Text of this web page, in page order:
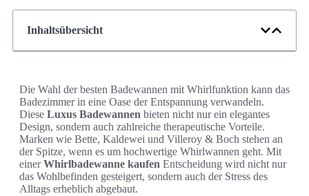
Inhaltsübersicht
Die Wahl der besten Badewannen mit Whirlfunktion kann das
Badezimmer in eine Oase der Entspannung verwandeln.
Diese Luxus Badewannen bieten nicht nur ein elegantes
Design, sondern auch zahlreiche therapeutische Vorteile.
Marken wie Bette, Kaldewei und Villeroy & Boch stehen an
der Spitze, wenn es um hochwertige Whirlwannen geht. Mit
einerWhirlbadewanne kaufen Entscheidung wird nicht nur
das Wohlbefinden gesteigert, sondern auch der Stress des
Alltags erheblich abgebaut.